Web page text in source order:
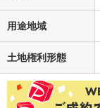
用途地域
土地権利形態